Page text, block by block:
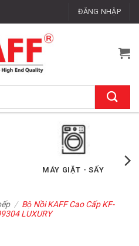
ĐĂNG NHẬP
MÁY GIẶT - SẤY
/ Bộ Nồi KAFF Cao Cấp KF-
LUXURY